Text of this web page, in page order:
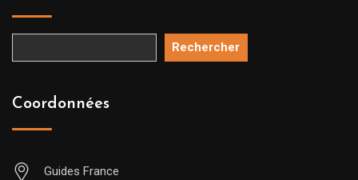
Rechercher
Coordonnées
Guides France